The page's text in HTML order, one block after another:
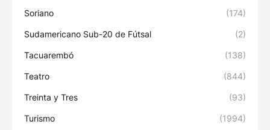
Soriano (174)
Sudamericano Sub-20 de Fútsal (2)
Tacuarembó (138)
Teatro (844)
Treinta y Tres (93)
Turismo (1994)